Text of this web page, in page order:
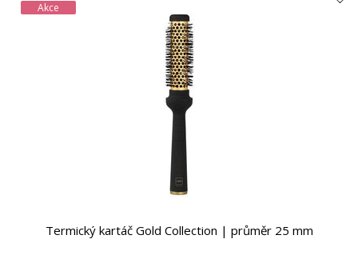
Akce
Termický kartáč Gold Collection | průměr 25 mm